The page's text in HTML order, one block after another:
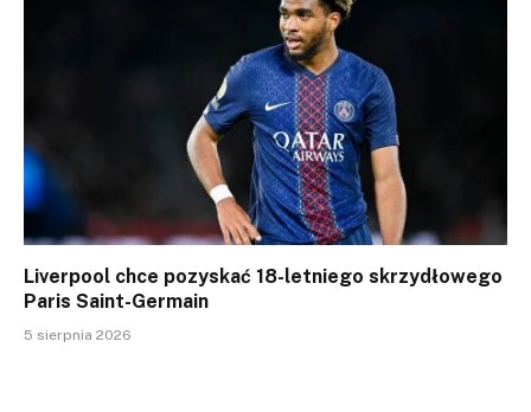
Liverpool chce pozyskać 18-letniego skrzydłowego
Paris Saint-Germain
5 sierpnia 2026